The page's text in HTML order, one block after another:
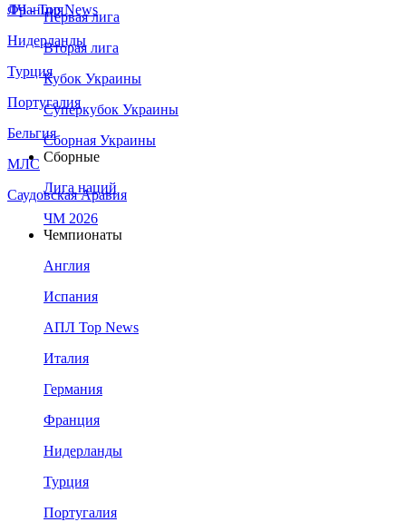
Франция
Нидерланды
Турция
Португалия
Бельгия
МЛС
Саудовская Аравия
ЛЧ - Top News
Первая лига
Вторая лига
Кубок Украины
Суперкубок Украины
Сборная Украины
Сборные
Лига наций
ЧМ 2026
Чемпионаты
Англия
Испания
АПЛ Top News
Италия
Германия
Франция
Нидерланды
Турция
Португалия